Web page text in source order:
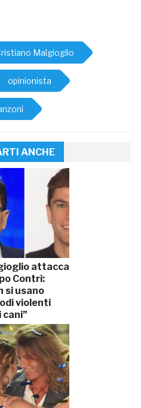
Malgioglio
opinionista
ANCHE
attacca
Contri:
si usano
violenti
cani”